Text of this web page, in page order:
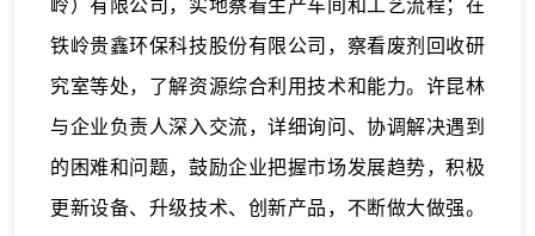
岭）有限公司，实地察看生产车间和工艺流程；在
铁岭贵鑫环保科技股份有限公司，察看废剂回收研
究室等处，了解资源综合利用技术和能力。许昆林
与企业负责人深入交流，详细询问、协调解决遇到
的困难和问题，鼓励企业把握市场发展趋势，积极
更新设备、升级技术、创新产品，不断做大做强。